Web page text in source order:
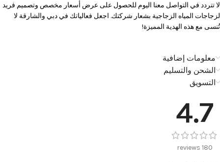
لا تتردد في التواصل معنا اليوم للحصول على عرض أسعار مخصص وتصميم فريد
لزجاجات المياه الزجاجية بشعار شركتك. اجعل فعالياتك في دبي والشارقة لا
تُنسى مع هذه الهدية المميزة!
معلومات إضافية
الشحن والتسليم
التسويق
4.7
180 reviews